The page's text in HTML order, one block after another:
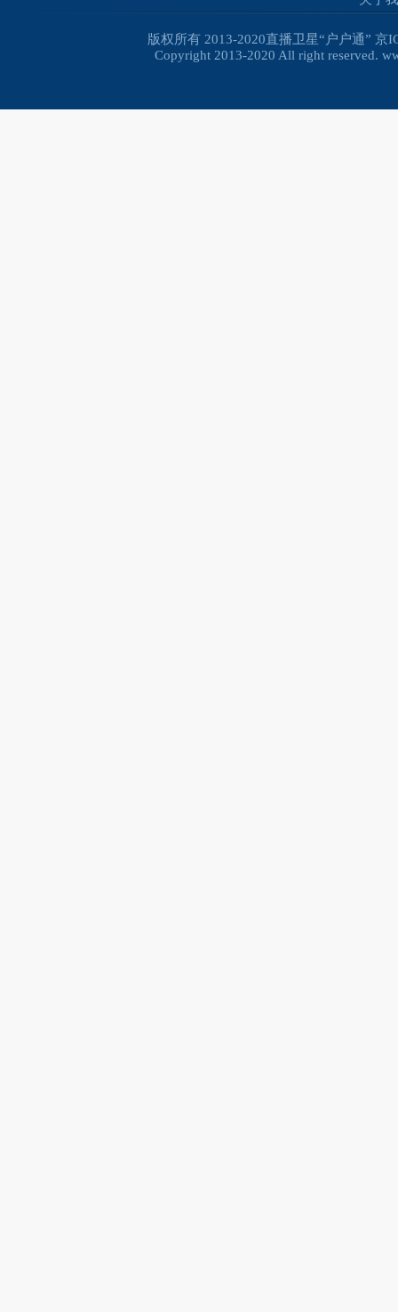
版权所有 2013-2020直播卫星“户户通” 京
Copyright 2013-2020 All right reserved.